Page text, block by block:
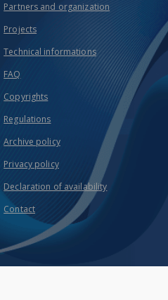
Partners and organization
Projects
Technical informations
FAQ
Copyrights
Regulations
Archive policy
Privacy policy
Declaration of availability
Contact